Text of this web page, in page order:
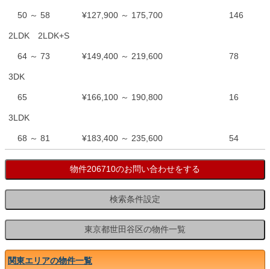
50 ～ 58 ¥127,900 ～ 175,700 146
2LDK 2LDK+S
64 ～ 73 ¥149,400 ～ 219,600 78
3DK
65 ¥166,100 ～ 190,800 16
3LDK
68 ～ 81 ¥183,400 ～ 235,600 54
関東エリアの物件一覧